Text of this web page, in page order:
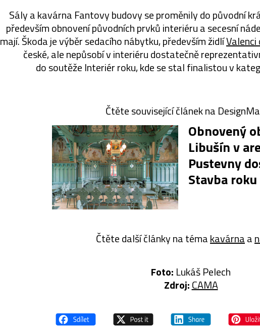
Sály a kavárna Fantovy budovy se proměnily do původní
především obnovení původních prvků interiéru a secesní
mají. Škoda je výběr sedacího nábytku, především židlíValenci
české, ale nepůsobí v interiéru dostatečně
do soutěže Interiér roku, kde se stal finalistou v
Čtěte související článek na
Obnovený
Libušín v
Pustevny
Stavba roku
Čtěte další články na témakavárnaa
Foto: Lukáš Pelech
Zdroj:CAMA